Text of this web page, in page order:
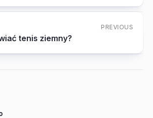
PREVIOUS
tenis ziemny?